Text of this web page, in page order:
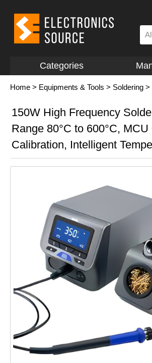
Categories
Home > Equipments & Tools > Soldering >
150W High Frequency
Range 80°C to 600°C,
Calibration, Intelligent